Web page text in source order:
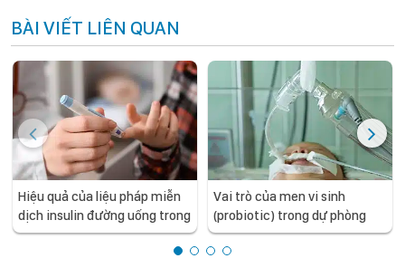
BÀI VIẾT LIÊN QUAN
Hiệu quả của liệu pháp miễn
dịch insulin đường uống trong
phòng ngừa đái tháo đường
Vai trò của men vi sinh
(probiotic) trong dự phòng
viêm phổi liên quan đến thở
máy (VAP) ở trẻ sơ sinh